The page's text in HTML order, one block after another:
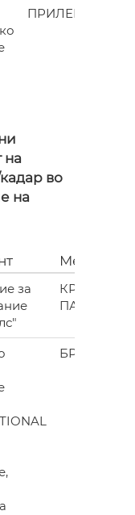
ПРИЛЕП
на
во
на
Место
за
КРИВА
ПАЛАНКА
БРВЕНИЦА